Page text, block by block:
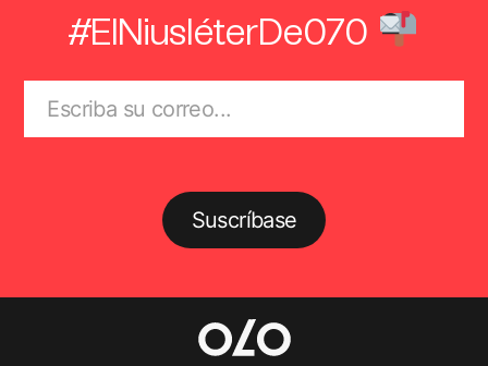
#ElNiusléterDe070
Suscríbase